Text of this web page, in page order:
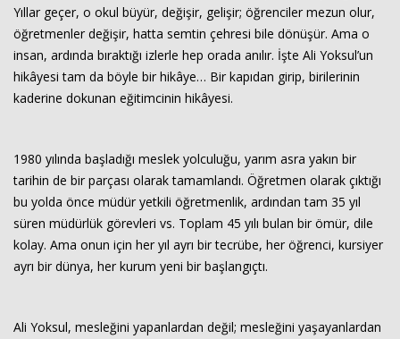
Yıllar geçer, o okul büyür, değişir, gelişir; öğrenciler mezun olur,
öğretmenler değişir, hatta semtin çehresi bile dönüşür. Ama o
insan, ardında bıraktığı izlerle hep orada anılır. İşte Ali Yoksul’un
hikâyesi tam da böyle bir hikâye… Bir kapıdan girip, birilerinin
kaderine dokunan eğitimcinin hikâyesi.
1980 yılında başladığı meslek yolculuğu, yarım asra yakın bir
tarihin de bir parçası olarak tamamlandı. Öğretmen olarak çıktığı
bu yolda önce müdür yetkili öğretmenlik, ardından tam 35 yıl
süren müdürlük görevleri vs. Toplam 45 yılı bulan bir ömür, dile
kolay. Ama onun için her yıl ayrı bir tecrübe, her öğrenci, kursiyer
ayrı bir dünya, her kurum yeni bir başlangıçtı.
Ali Yoksul, mesleğini yapanlardan değil; mesleğini yaşayanlardan